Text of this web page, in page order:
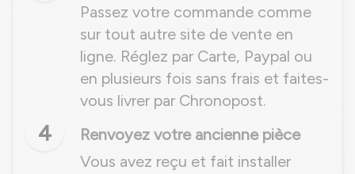
Passez votre commande comme
sur tout autre site de vente en
ligne. Réglez par Carte, Paypal ou
en plusieurs fois sans frais et faites-
vous livrer par Chronopost.
4
Renvoyez votre ancienne pièce
Vous avez reçu et fait installer